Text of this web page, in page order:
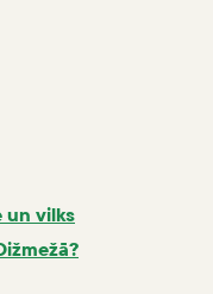
un vilks